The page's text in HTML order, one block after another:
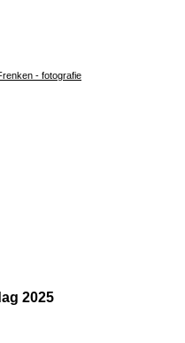
- fotografie
2025